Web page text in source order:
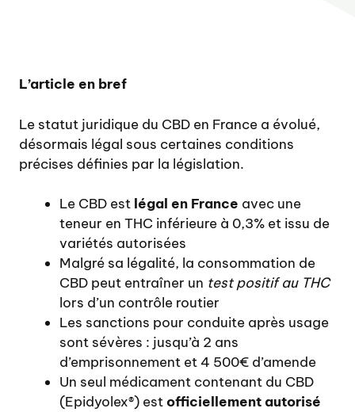
L’article en bref
Le statut juridique du CBD en France a évolué,
désormais légal sous certaines conditions
précises définies par la législation.
Le CBD est légal en France avec une
teneur en THC inférieure à 0,3% et issu de
variétés autorisées
Malgré sa légalité, la consommation de
CBD peut entraîner un test positif au THC
lors d’un contrôle routier
Les sanctions pour conduite après usage
sont sévères : jusqu’à 2 ans
d’emprisonnement et 4 500€ d’amende
Un seul médicament contenant du CBD
(Epidyolex®) estofficiellement autorisé